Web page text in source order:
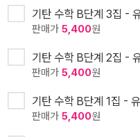
기탄 수학 B단계 3집 -
판매가 5,400원
기탄 수학 B단계 2집 -
판매가 5,400원
기탄 수학 B단계 1집 -
판매가 5,400원